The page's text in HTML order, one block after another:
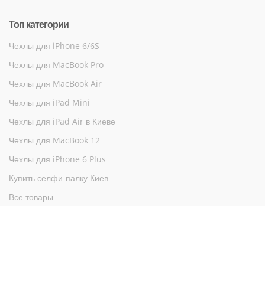
Топ категории
Чехлы для iPhone 6/6S
Чехлы для MacBook Pro
Чехлы для MacBook Air
Чехлы для iPad Mini
Чехлы для iPad Air в Киеве
Чехлы для MacBook 12
Чехлы для iPhone 6 Plus
Купить селфи-палку Киев
Все товары